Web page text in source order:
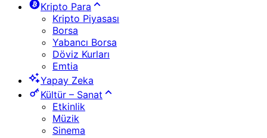
Kripto Para
Kripto Piyasası
Borsa
Yabancı Borsa
Döviz Kurları
Emtia
Yapay Zeka
Kültür – Sanat
Etkinlik
Müzik
Sinema